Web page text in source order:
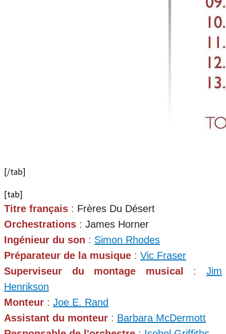
[/tab]
[tab]
Titre français : Frères Du Désert
Orchestrations : James Horner
Ingénieur du son : Simon Rhodes
Préparateur de la musique : Vic Fraser
Superviseur du montage musical :
Jim
Henrikson
Monteur : Joe E. Rand
Assistant du monteur : Barbara McDermott